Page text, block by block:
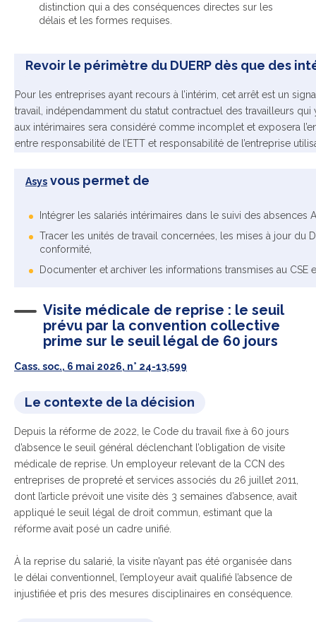
distinction qui a des conséquences directes sur les
délais et les formes requises.
Revoir le périmètre du DUERP dès que des
Pour les entreprises ayant recours à l’intérim, cet arrêt est un
travail, indépendamment du statut contractuel des travailleurs
aux intérimaires sera considéré comme incomplet et exposera
entre responsabilité de l’ETT et responsabilité de l’entreprise
Asys vous permet de
Intégrer les salariés intérimaires dans le suivi des absences
Tracer les unités de travail concernées, les mises à jour du
conformité,
Documenter et archiver les informations transmises au CSE
Visite médicale de reprise : le seuil
prévu par la convention collective
prime sur le seuil légal de 60 jours
Cass. soc., 6 mai 2026, n° 24-13.599
Le contexte de la décision
Depuis la réforme de 2022, le Code du travail fixe à 60 jours
d’absence le seuil général déclenchant l’obligation de visite
médicale de reprise. Un employeur relevant de la CCN des
entreprises de propreté et services associés du 26 juillet 2011,
dont l’article prévoit une visite dès 3 semaines d’absence, avait
appliqué le seuil légal de droit commun, estimant que la
réforme avait posé un cadre unifié.
À la reprise du salarié, la visite n’ayant pas été organisée dans
le délai conventionnel, l’employeur avait qualifié l’absence de
injustifiée et pris des mesures disciplinaires en conséquence.